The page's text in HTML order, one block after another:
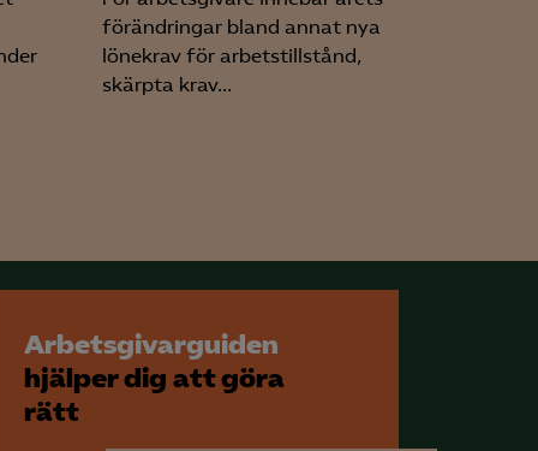
förändringar bland annat nya
lönekrav för arbetstillstånd,
skärpta krav...
Arbetsgivarguiden
hjälper dig att göra
rätt